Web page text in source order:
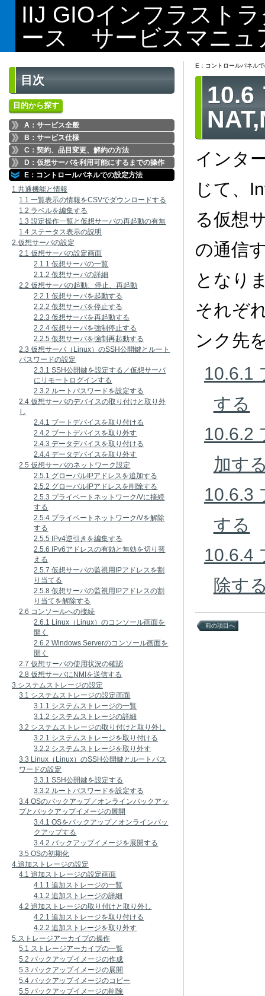
IIJ GIOインフラスト
ース サービスマニュ
目次
目的から探す
A：サービス全般
B：サービス仕様
C：契約、品目変更、解約の方法
D：仮想サーバを利用可能にするまでの操作
E：コントロールパネルでの設定方法
1.共通機能と情報
1.1 一覧表示の情報をCSVでダウンロードする
1.2 ラベルを編集する
1.3 設定操作一覧と仮想サーバの再起動の有無
1.4 ステータス表示の説明
2.仮想サーバの設定
2.1 仮想サーバの設定画面
2.1.1 仮想サーバの一覧
2.1.2 仮想サーバの詳細
2.2 仮想サーバの起動、停止、再起動
2.2.1 仮想サーバを起動する
2.2.2 仮想サーバを停止する
2.2.3 仮想サーバを再起動する
2.2.4 仮想サーバを強制停止する
2.2.5 仮想サーバを強制再起動する
2.3 仮想サーバ（Linux）のSSH公開鍵とルート
パスワードの設定
2.3.1 SSH公開鍵を設定する／仮想サーバ
にリモートログインする
2.3.2 ルートパスワードを設定する
2.4 仮想サーバのデバイスの取り付けと取り外
し
2.4.1 ブートデバイスを取り付ける
2.4.2 ブートデバイスを取り外す
2.4.3 データデバイスを取り付ける
2.4.4 データデバイスを取り外す
2.5 仮想サーバのネットワーク設定
2.5.1 グローバルIPアドレスを追加する
2.5.2 グローバルIPアドレスを削除する
2.5.3 プライベートネットワーク/Vに接続
する
2.5.4 プライベートネットワーク/Vを解除
する
2.5.5 IPv4逆引きを編集する
2.5.6 IPv6アドレスの有効と無効を切り替
える
2.5.7 仮想サーバの監視用IPアドレスを割
り当てる
2.5.8 仮想サーバの監視用IPアドレスの割
り当てを解除する
2.6 コンソールへの接続
2.6.1 Linux（Linux）のコンソール画面を
開く
2.6.2 Windows Serverのコンソール画面を
開く
2.7 仮想サーバの使用状況の確認
2.8 仮想サーバにNMIを送信する
3.システムストレージの設定
3.1 システムストレージの設定画面
3.1.1 システムストレージの一覧
3.1.2 システムストレージの詳細
3.2 システムストレージの取り付けと取り外し
3.2.1 システムストレージを取り付ける
3.2.2 システムストレージを取り外す
3.3 Linux（Linux）のSSH公開鍵とルートパス
ワードの設定
3.3.1 SSH公開鍵を設定する
3.3.2 ルートパスワードを設定する
3.4 OSのバックアップ／オンラインバックアッ
プとバックアップイメージの展開
3.4.1 OSをバックアップ／オンラインバッ
クアップする
3.4.2 バックアップイメージを展開する
3.5 OSの初期化
4.追加ストレージの設定
4.1 追加ストレージの設定画面
4.1.1 追加ストレージの一覧
4.1.2 追加ストレージの詳細
4.2 追加ストレージの取り付けと取り外し
4.2.1 追加ストレージを取り付ける
4.2.2 追加ストレージを取り外す
5.ストレージアーカイブの操作
5.1 ストレージアーカイブの一覧
5.2 バックアップイメージの作成
5.3 バックアップイメージの展開
5.4 バックアップイメージのコピー
5.5 バックアップイメージの削除
E：コントロールパネル
10.6
インタ
じて、
る仮想
の通信
となり
それぞ
ンク先
10.6.1
する
10.6.2
加す
10.6.3
する
10.6.4
除す
前の項目へ